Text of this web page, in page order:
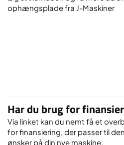
ophængsplade fra J-Maskiner
Har du brug for
Via linket kan du nemt få et
for finansiering, der passer til
ønsker på din nye maskine.